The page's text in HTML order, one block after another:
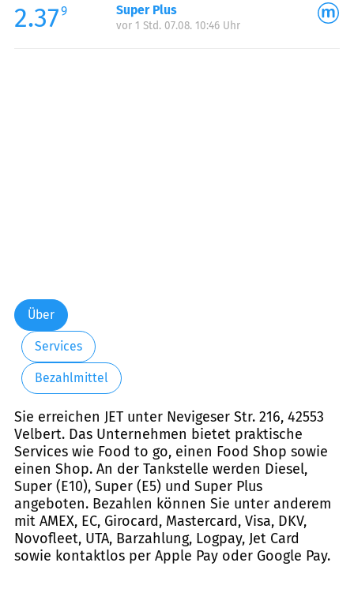
2.379 Super Plus
vor 1 Std. 07.08. 10:46 Uhr
Über
Services
Bezahlmittel
Sie erreichen JET unter Nevigeser Str. 216, 42553
Velbert. Das Unternehmen bietet praktische
Services wie Food to go, einen Food Shop sowie
einen Shop. An der Tankstelle werden Diesel,
Super (E10), Super (E5) und Super Plus
angeboten. Bezahlen können Sie unter anderem
mit AMEX, EC, Girocard, Mastercard, Visa, DKV,
Novofleet, UTA, Barzahlung, Logpay, Jet Card
sowie kontaktlos per Apple Pay oder Google Pay.